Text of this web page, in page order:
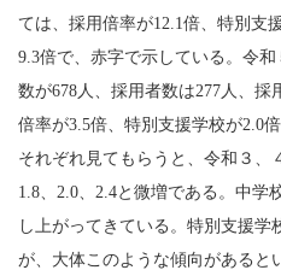
ては、採用倍率が12.1倍、特別支
9.3倍で、赤字で示している。令
数が678人、採用者数は277人、採
倍率が3.5倍、特別支援学校が2.0
それぞれ見てもらうと、令和３、
1.8、2.0、2.4と微増である。中学
し上がってきている。特別支援学
が、大体このような傾向があると